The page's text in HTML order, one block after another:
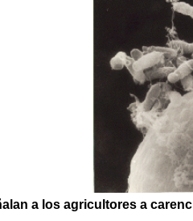
a los agricultores a